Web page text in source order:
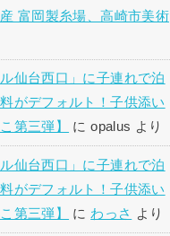
富岡製糸場、高崎市美術
仙台西口」に子連れで泊
がデフォルト！子供添い
第三弾】
にopalus より
仙台西口」に子連れで泊
がデフォルト！子供添い
第三弾】
に わっさ より